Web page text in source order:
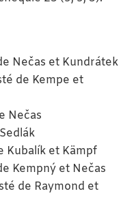
Nečas et Kundrátek
de Kempe et
Nečas
Kubalík et Kämpf
Kempný et Nečas
de Raymond et